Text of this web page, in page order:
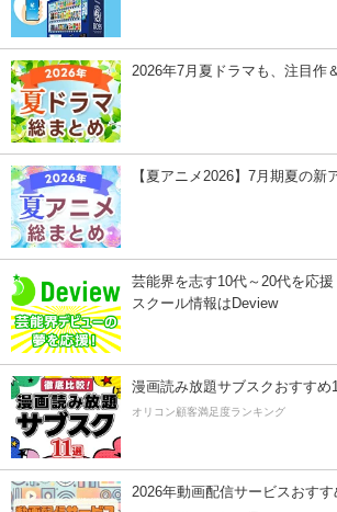
2026年7月夏ドラマも、注目作
【夏アニメ2026】7月期夏の新
芸能界を志す10代～20代を応援
スクール情報はDeview
漫画読み放題サブスクおすすめ
オリコン顧客満足度ランキング
2026年動画配信サービスおすす